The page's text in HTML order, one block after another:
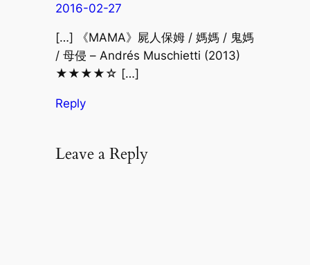
2016-02-27
[…] 《MAMA》屍人保姆 / 媽媽 / 鬼媽
/ 母侵 – Andrés Muschietti (2013)
★★★★☆ […]
Reply
Leave a Reply